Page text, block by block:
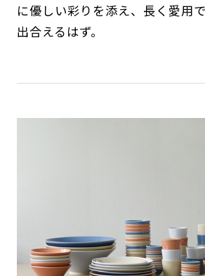
に優しい彩りを添え、長く愛用
出合えるはず。